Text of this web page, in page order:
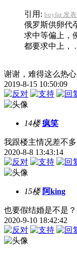
引用: buyfar 发
俄罗斯供卵代
求中等偏上，
都要求中上，
谢谢，难得这么热心
2019-8-15 10:50:09
14楼 疯笑
我跟楼主情况差不多
2020-8-8 13:43:14
15楼 阿king
也要假结婚是不是
2020-9-10 18:42:42